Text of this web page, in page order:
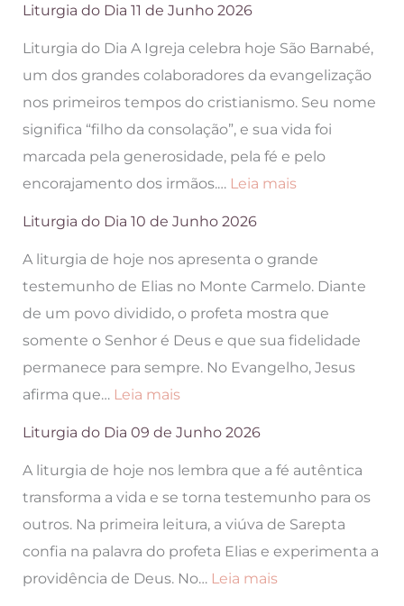
Dia
12
de
Junho
2026
Liturgia do Dia 11 de Junho 2026
Liturgia do Dia A Igreja celebra hoje São Barnabé,
um dos grandes colaboradores da evangelização
nos primeiros tempos do cristianismo. Seu nome
significa “filho da consolação”, e sua vida foi
marcada pela generosidade, pela fé e pelo
encorajamento dos irmãos.… Leia mais:
Dia
11
de
Junho
2026
Liturgia do Dia 10 de Junho 2026
A liturgia de hoje nos apresenta o grande
testemunho de Elias no Monte Carmelo. Diante
de um povo dividido, o profeta mostra que
somente o Senhor é Deus e que sua fidelidade
permanece para sempre. No Evangelho, Jesus
afirma que… Leia mais:
Dia
10
de
Junho
2026
Liturgia do Dia 09 de Junho 2026
A liturgia de hoje nos lembra que a fé autêntica
transforma a vida e se torna testemunho para os
outros. Na primeira leitura, a viúva de Sarepta
confia na palavra do profeta Elias e experimenta a
providência de Deus. No… Leia mais: